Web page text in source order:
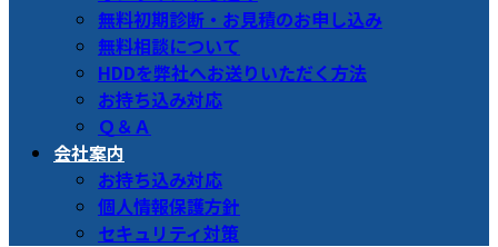
無料初期診断・お見積のお申し込み
無料相談について
HDDを弊社へお送りいただく方法
お持ち込み対応
Ｑ＆Ａ
会社案内
お持ち込み対応
個人情報保護方針
セキュリティ対策